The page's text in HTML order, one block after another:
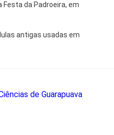
Festa da Padroeira, em
antigas usadas em
de Guarapuava